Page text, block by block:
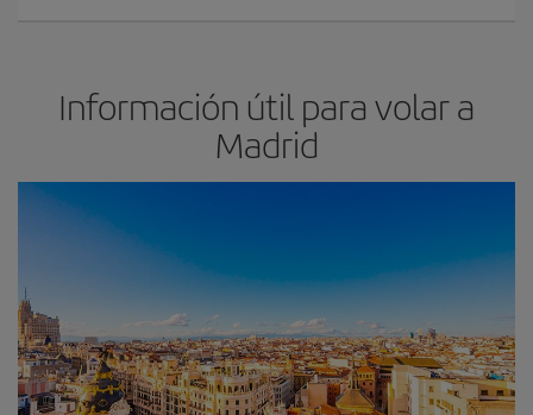
Información útil para volar a
Madrid